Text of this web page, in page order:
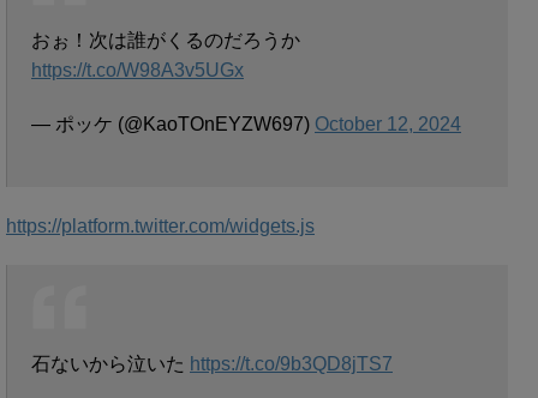
おぉ！次は誰がくるのだろうか
https://t.co/W98A3v5UGx
— ポッケ (@KaoTOnEYZW697) October 12, 2024
https://platform.twitter.com/widgets.js
石ないから泣いた https://t.co/9b3QD8jTS7